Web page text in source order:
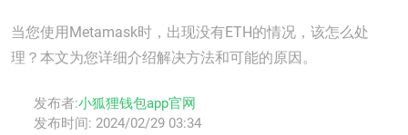
当您使用Metamask时，出现没有ETH的情况，该怎么处
理？本文为您详细介绍解决方法和可能的原因。
发布者:小狐狸钱包app官网
发布时间: 2024/02/29 03:34